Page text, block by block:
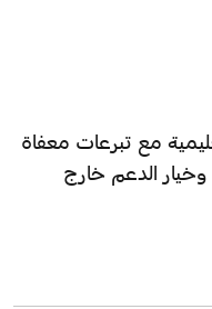
مع تبرعات معفاة
الدعم خارج